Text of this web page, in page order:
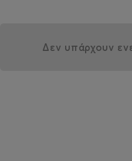
Δεν υπάρχουν